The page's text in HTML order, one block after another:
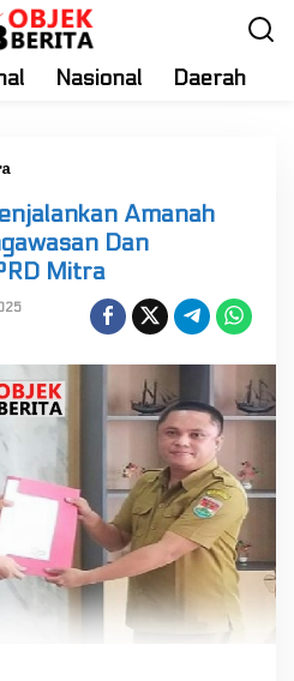
Nasional Daerah
s
t
r
y
o
r
a
i
a
M
e
n
Amanah
Dan
Mitra